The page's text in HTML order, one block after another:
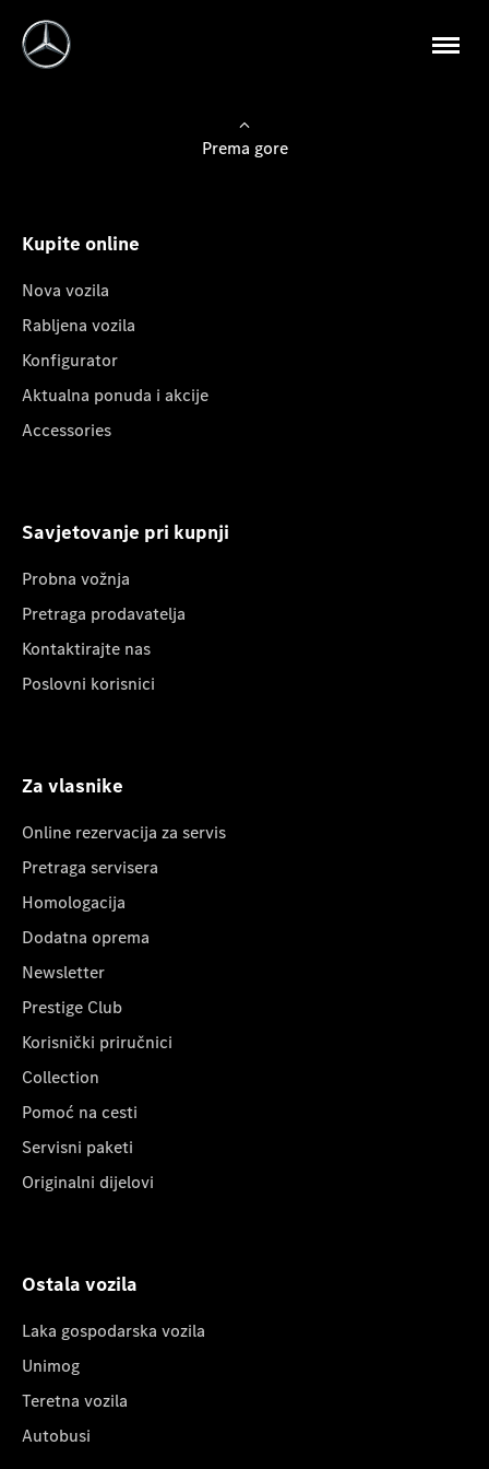
Prema gore
Kupite online
Nova vozila
Rabljena vozila
Konfigurator
Aktualna ponuda i akcije
Accessories
Savjetovanje pri kupnji
Probna vožnja
Pretraga prodavatelja
Kontaktirajte nas
Poslovni korisnici
Za vlasnike
Online rezervacija za servis
Pretraga servisera
Homologacija
Dodatna oprema
Newsletter
Prestige Club
Korisnički priručnici
Collection
Pomoć na cesti
Servisni paketi
Originalni dijelovi
Ostala vozila
Laka gospodarska vozila
Unimog
Teretna vozila
Autobusi